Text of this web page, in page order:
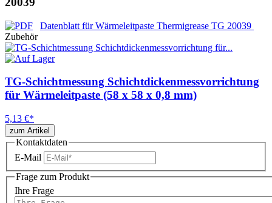
Datenblatt für Wärmeleitpaste Thermigrease TG 20039
Zubehör
TG-Schichtmessung Schichtdickenmessvorrichtung
für Wärmeleitpaste (58 x 58 x 0,8 mm)
5,13 €*
zum Artikel
Kontaktdaten
E-Mail
Frage zum Produkt
Ihre Frage